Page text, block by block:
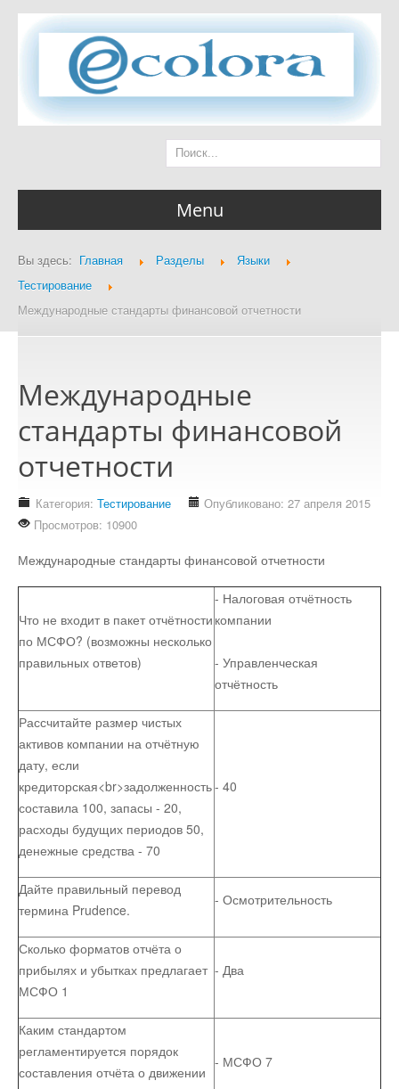
Menu
Главная страница
Стихотворения
Детям
Информационные технологии
Это интересно
Акции
Мысли
Lietuviškai
Вы здесь: Главная Разделы
Языки
Тестирование
Международные стандарты финансовой отчетности
Международные
стандарты финансовой
отчетности
Категория: Тестирование
Опубликовано: 27 апреля 2015
Просмотров: 10900
Международные стандарты финансовой отчетности
Что не входит в пакет отчётности
по МСФО? (возможны несколько
правильных ответов)
- Налоговая отчётность
компании
- Управленческая
отчётность
Рассчитайте размер чистых
активов компании на отчётную
дату, если
кредиторская<br>задолженность
составила 100, запасы - 20,
расходы будущих периодов 50,
денежные средства - 70
- 40
Дайте правильный перевод
термина Prudence.
- Осмотрительность
Сколько форматов отчёта о
прибылях и убытках предлагает
МСФО 1
- Два
Каким стандартом
регламентируется порядок
составления отчёта о движении
- МСФО 7